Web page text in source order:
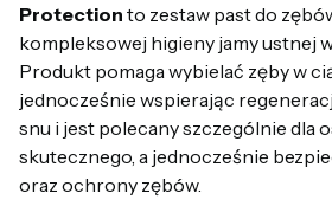
Protection to zestaw past do
kompleksowej higieny jamy ustnej
Produkt pomaga wybielać zęby w
jednocześnie wspierając
snu i jest polecany szczególnie dla
skutecznego, a jednocześnie
oraz ochrony zębów.